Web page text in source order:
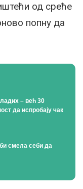
од среће
попну да
– већ 30
да испробају чак
смела себи да